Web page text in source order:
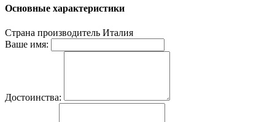
Основные характеристики
Страна производитель Италия
Ваше имя:
Достоинства: